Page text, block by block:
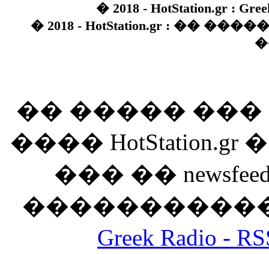
� 2018 - HotStation.gr :
� 2018 - HotStation.gr : ��
�� �����
����
��� ��
Greek Radio